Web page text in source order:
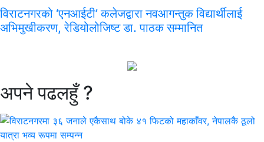
विराटनगरको ‘एनआईटी’ कलेजद्वारा नवआगन्तुक विद्यार्थीलाई
अभिमुखीकरण, रेडियोलोजिष्ट डा. पाठक सम्मानित
अपनेपढलहुँ ?